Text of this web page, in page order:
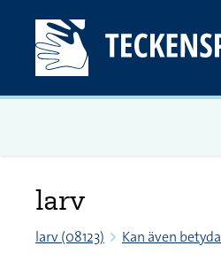
larv
larv (08123) Kan även betyda